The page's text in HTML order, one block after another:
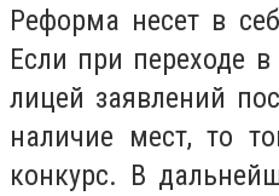
Реформа несет в
Если при переходе
лицей заявлений
наличие мест, то
конкурс. В